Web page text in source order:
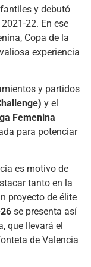
y debutó
22. En ese
Copa de la
experiencia
y partidos
y el
Femenina
para potenciar
es motivo de
tanto en la
proyecto de élite
se presenta así
que llevará el
de Valencia